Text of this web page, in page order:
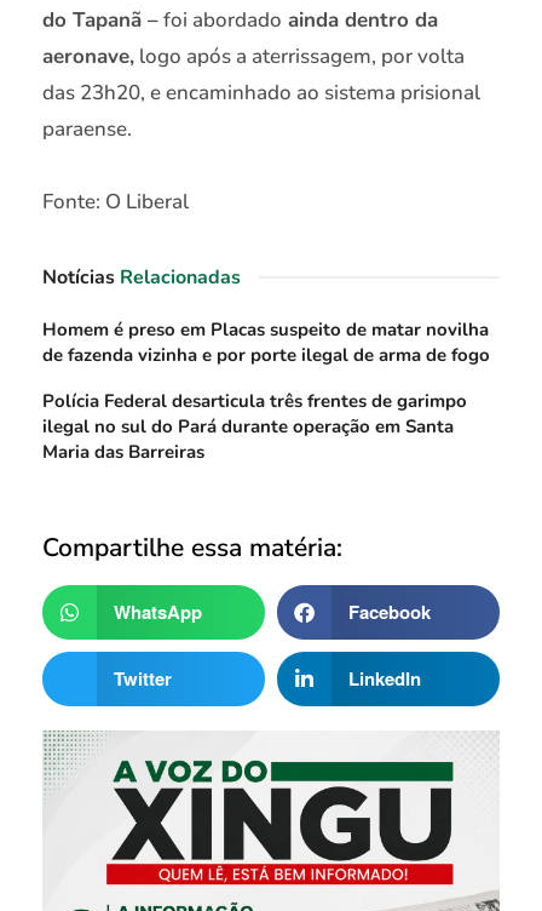
do Tapanã –foi abordado ainda dentro da
aeronave, logo após a aterrissagem, por volta
das 23h20, e encaminhado ao sistema prisional
paraense.
Fonte: O Liberal
Notícias Relacionadas
Homem é preso em Placas suspeito de matar novilha
de fazenda vizinha e por porte ilegal de arma de fogo
Polícia Federal desarticula três frentes de garimpo
ilegal no sul do Pará durante operação em Santa
Maria das Barreiras
Compartilhe essa matéria:
WhatsApp Facebook
Twitter LinkedIn